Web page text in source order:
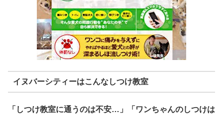
イヌバーシティーはこんなしつけ教室
「しつけ教室に通うのは不安…」「ワンちゃんのしつけは